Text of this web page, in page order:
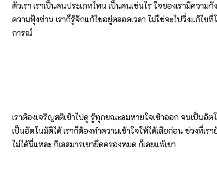
ตัวเรา เราเป็นคนประเภทไหน เป็นคนเช่นไร ใจของเรามีความกั
ความฟุ้งซ่าน เราก็รู้จักแก้ไขอยู่ตลอดเวลา ไม่ใช่จะไปวิ่งแก้ไข
การณ์
เราต้องเจริญสติเข้าไปดู รู้ทุกขณะลมหายใจเข้าออก จนเป็นอั
เป็นอัตโนมัติได้ เราก็ต้องทำความเข้าใจให้ได้เสียก่อน ช่วงที่เรา
ไม่ได้นี่แหละ กิเลสมารเขายึดครองหมด ก็เลยแพ้เขา